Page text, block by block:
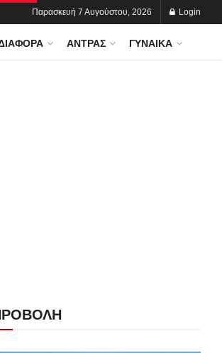
Παρασκευή 7 Αυγούστου, 2026 Login
ΆΝΤΡΑΣ ΓΥΝΑΊΚΑ